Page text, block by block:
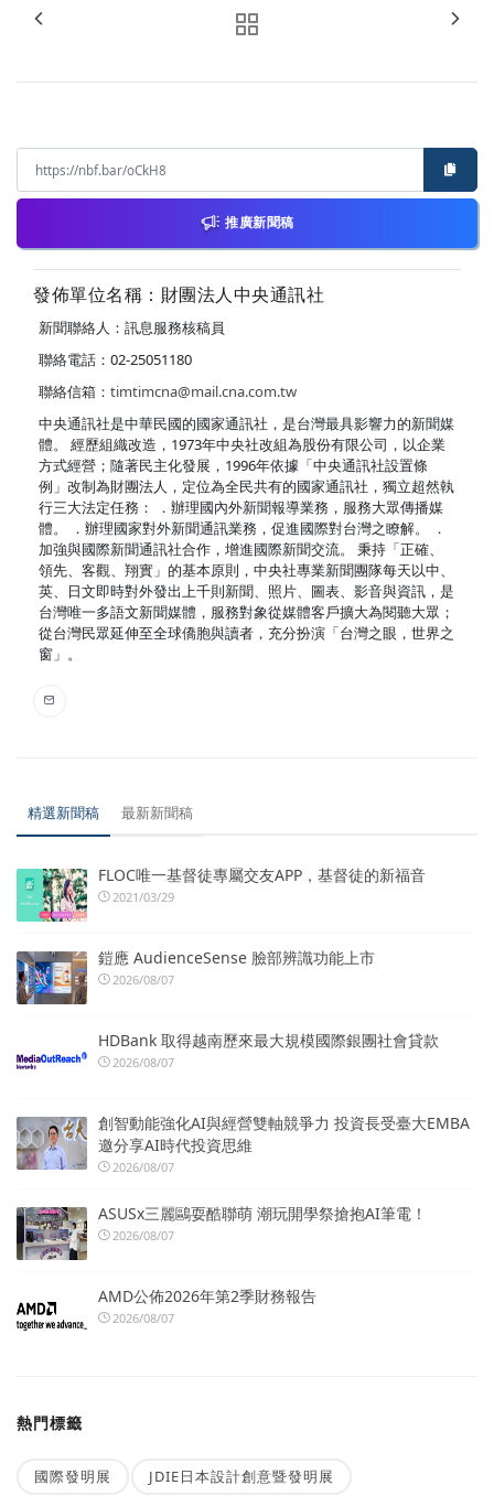
推廣新聞稿
發佈單位名稱：財團法人中央通訊社
新聞聯絡人：訊息服務核稿員
聯絡電話：02-25051180
聯絡信箱： timtimcna@mail.cna.com.tw
中央通訊社是中華民國的國家通訊社，是台灣最具影響力的新聞媒
體。 經歷組織改造，1973年中央社改組為股份有限公司，以企業
方式經營；隨著民主化發展，1996年依據「中央通訊社設置條
例」改制為財團法人，定位為全民共有的國家通訊社，獨立超然執
行三大法定任務： ．辦理國內外新聞報導業務，服務大眾傳播媒
體。 ．辦理國家對外新聞通訊業務，促進國際對台灣之瞭解。 ．
加強與國際新聞通訊社合作，增進國際新聞交流。 秉持「正確、
領先、客觀、翔實」的基本原則，中央社專業新聞團隊每天以中、
英、日文即時對外發出上千則新聞、照片、圖表、影音與資訊，是
台灣唯一多語文新聞媒體，服務對象從媒體客戶擴大為閱聽大眾；
從台灣民眾延伸至全球僑胞與讀者，充分扮演「台灣之眼，世界之
窗」。
精選新聞稿 最新新聞稿
FLOC唯一基督徒專屬交友APP，基督徒的新福音
2021/03/29
鎧應 AudienceSense 臉部辨識功能上市
2026/08/07
HDBank 取得越南歷來最大規模國際銀團社會貸款
2026/08/07
創智動能強化AI與經營雙軸競爭力 投資長受臺大EMBA
邀分享AI時代投資思維
2026/08/07
ASUSx三麗鷗耍酷聯萌 潮玩開學祭搶抱AI筆電！
2026/08/07
AMD公佈2026年第2季財務報告
2026/08/07
熱門標籤
國際發明展 JDIE日本設計創意暨發明展